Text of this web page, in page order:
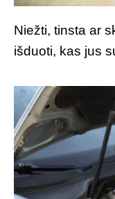
Niežti, tinsta ar
išduoti, kas jus